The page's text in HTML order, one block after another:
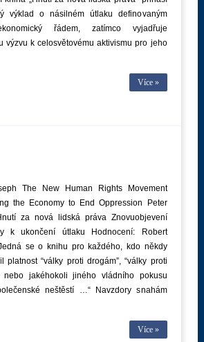
výklad o násilném útlaku definovaným
řádem, zatímco vyjadřuje
výzvu k celosvětovému aktivismu pro jeho
Více »
The New Human Rights Movement
the Economy to End Oppression Peter
za nová lidská práva Znovuobjevení
k ukončení útlaku Hodnocení: Robert
se o knihu pro každého, kdo někdy
platnost “války proti drogám”, “války proti
nebo jakéhokoli jiného vládního pokusu
neštěstí …“ Navzdory snahám
Více »